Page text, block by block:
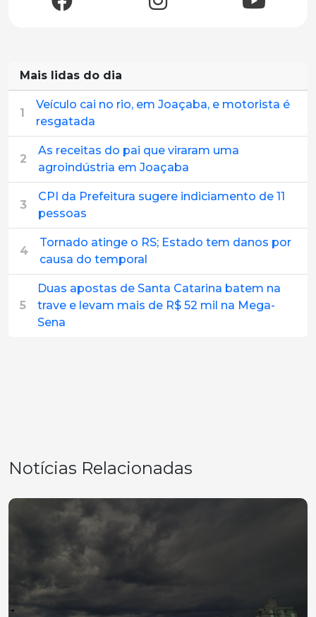
Mais lidas do dia
1
Veículo cai no rio, em Joaçaba, e motorista é
resgatada
2
As receitas do pai que viraram uma
agroindústria em Joaçaba
3
CPI da Prefeitura sugere indiciamento de 11
pessoas
4
Tornado atinge o RS; Estado tem danos por
causa do temporal
5
Duas apostas de Santa Catarina batem na
trave e levam mais de R$ 52 mil na Mega-
Sena
Notícias Relacionadas